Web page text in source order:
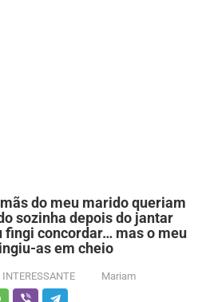
do meu marido queriam
sozinha depois do jantar
fingi concordar… mas o meu
as em cheio
INTERESSANTE Mariam